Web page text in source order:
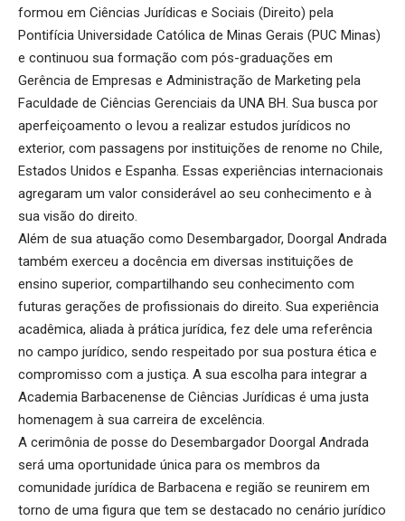
formou em Ciências Jurídicas e Sociais (Direito) pela
Pontifícia Universidade Católica de Minas Gerais (PUC Minas)
e continuou sua formação com pós-graduações em
Gerência de Empresas e Administração de Marketing pela
Faculdade de Ciências Gerenciais da UNA BH. Sua busca por
aperfeiçoamento o levou a realizar estudos jurídicos no
exterior, com passagens por instituições de renome no Chile,
Estados Unidos e Espanha. Essas experiências internacionais
agregaram um valor considerável ao seu conhecimento e à
sua visão do direito.
Além de sua atuação como Desembargador, Doorgal Andrada
também exerceu a docência em diversas instituições de
ensino superior, compartilhando seu conhecimento com
futuras gerações de profissionais do direito. Sua experiência
acadêmica, aliada à prática jurídica, fez dele uma referência
no campo jurídico, sendo respeitado por sua postura ética e
compromisso com a justiça. A sua escolha para integrar a
Academia Barbacenense de Ciências Jurídicas é uma justa
homenagem à sua carreira de excelência.
A cerimônia de posse do Desembargador Doorgal Andrada
será uma oportunidade única para os membros da
comunidade jurídica de Barbacena e região se reunirem em
torno de uma figura que tem se destacado no cenário jurídico